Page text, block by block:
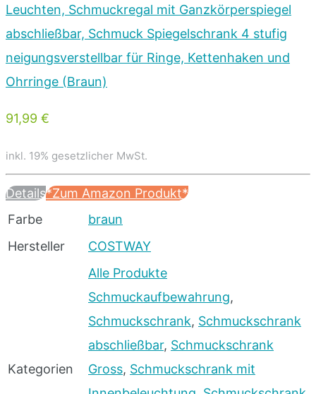
91,99 €
inkl. 19% gesetzlicher MwSt.
Details*Zum Amazon Produkt*
Farbe
braun
Hersteller
COSTWAY
Kategorien
Alle Produkte
Schmuckaufbewahrung,
Schmuckschrank, Schmuckschrank
abschließbar, Schmuckschrank
Gross, Schmuckschrank mit